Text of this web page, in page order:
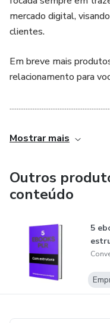
mercado digital,
clientes.
Em breve mais
relacionamento para
Autor: Amores que
Mostrar mais
Outros
conteúdo
5